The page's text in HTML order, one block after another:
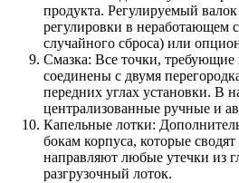
продукта. Регулируемый
регулировки в неработающем
случайного сброса) или
Смазка: Все точки, требующие
соединены с двумя
передних углах установки. В
централизованные ручные и
Капельные лотки:
бокам корпуса, которые
направляют любые утечки из
разгрузочный лоток.